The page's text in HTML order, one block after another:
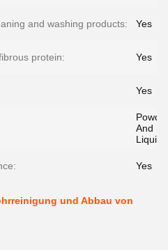
and washing products: Yes
protein: Yes
Yes
And
Liquid
Yes
und Abbau von